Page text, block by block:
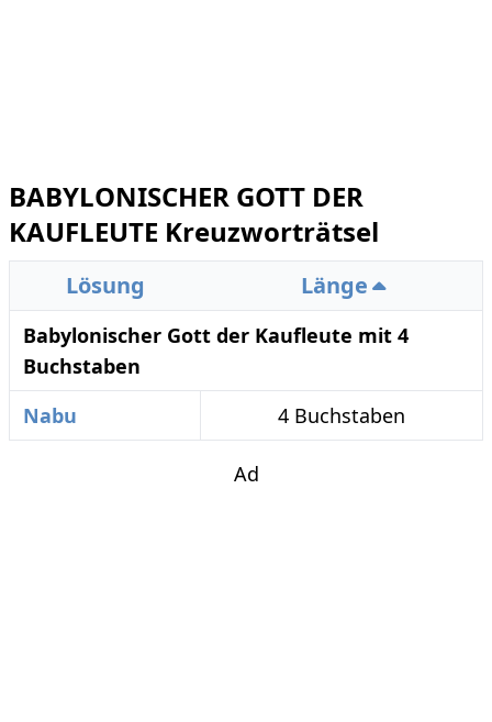
BABYLONISCHER GOTT DER
KAUFLEUTE Kreuzworträtsel
Lösung Länge
Babylonischer Gott der Kaufleute mit 4
Buchstaben
Nabu
4 Buchstaben
Ad